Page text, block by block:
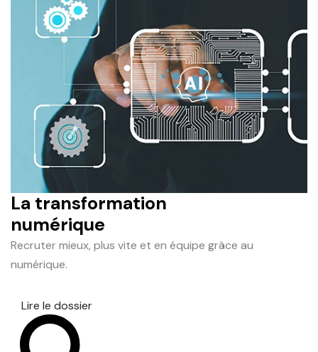
La transformation
numérique
Recruter mieux, plus vite et en équipe grâce au
numérique.
Lire le dossier